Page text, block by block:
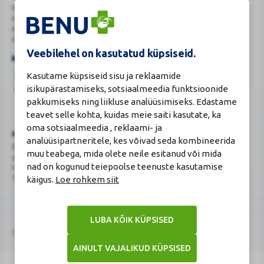
Veebilehel on kasutatud küpsiseid.
Kasutame küpsiseid sisu ja reklaamide
isikupärastamiseks, sotsiaalmeedia funktsioonide
pakkumiseks ning liikluse analüüsimiseks. Edastame
teavet selle kohta, kuidas meie saiti kasutate, ka
oma sotsiaalmeedia , reklaami- ja
analüüsipartneritele, kes võivad seda kombineerida
muu teabega, mida olete neile esitanud või mida
nad on kogunud teiepoolse teenuste kasutamise
käigus. Loe rohkem siit
AINULT VAJALIKUD KÜPSISED
LUBA KÕIK KÜPSISED
KMKR: EE102231405
Kehtiva tegevsloa nr 807
Ravimiameti kontaktandmed
Ravimite kaugmüüki pakkuvad apteegid
www.ravimiamet.ee, info@ravimiamet.ee
Nooruse 1, 50411 Tartu
Telefon 737 4140
õigust
tõendav
Veterinaarravimi
õigust
tõendav
logo
Turvaline
ostukoht